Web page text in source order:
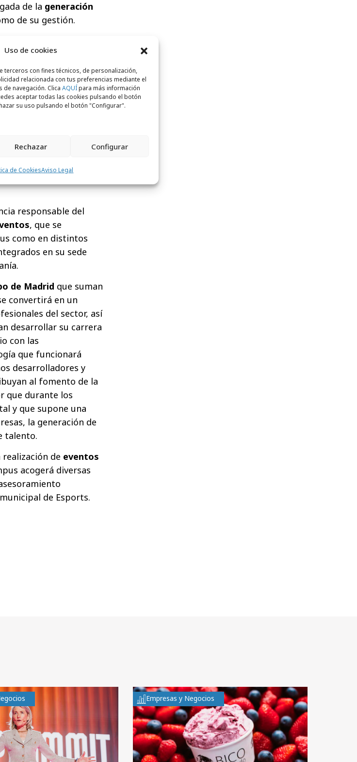
Uso de cookies
terceros con fines técnicos, de personalización,
relacionada con tus preferencias mediante el
navegación. Clica AQUÍpara más información
aceptar todas las cookies pulsando el botón
su uso pulsando el botón "Configurar".
Rechazar Configurar
de CookiesAviso Legal
de la generación
de su gestión.
del Museo del
hasta su
inmersivas y
la historia de los
donde se mostrarán
se podrá acceder,
al metaverso,
En ambas sedes,
gracias al empleo de
interactuar y
sensoriales
responsable del
, que se
como en distintos
en su sede
de Madrid que suman
convertirá en un
del sector, así
desarrollar su carrera
con las
que funcionará
desarrolladores y
al fomento de la
que durante los
y que supone una
la generación de
talento.
de eventos
acogerá diversas
de Esports.
Empresas y Negocios